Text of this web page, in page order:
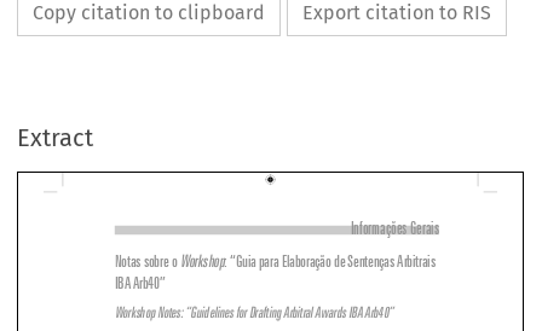
Copy citation to clipboard Export citation to RIS
Extract

 



: “Guia para Elaboração de Sentenças Arbitrais
Workshop Notes: “Guidelines for Drafting Arbitral Awards IBA Arb40”
Mestre em Assessoria Jurídica de Empresas pela Universidade Carlos III de Madri, Espanha. LLM
em Direito Empresarial pela FGV Direito Rio. Especialista em Direito Processual Civil e Arbitragem